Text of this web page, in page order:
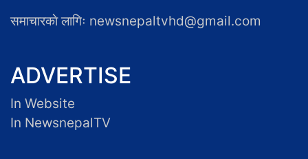
समाचारकाे लागिः newsnepaltvhd@gmail.com
ADVERTISE
In Website
In NewsnepalTV